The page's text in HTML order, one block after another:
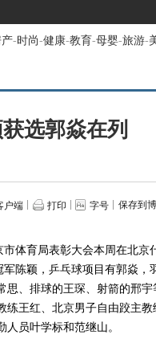
产-时尚-健康-教育-母婴-旅游-
选郭焱在列
户端 打印 字号 保存到
体育局表彰大会本周在北京
陈颖，乒乓球项目有郭焱，
思、排球的王琛、射箭的邢宇
练王红、北京男子自由跤主教
员叶学标和范继山。